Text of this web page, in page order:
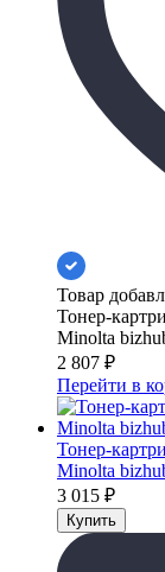
Товар
Тонер-
Minolta
2 807 ₽
Перейти в
Тонер-
Minolta
3 015 ₽